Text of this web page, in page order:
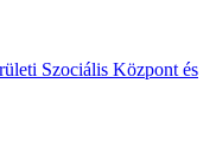
Szociális Központ és